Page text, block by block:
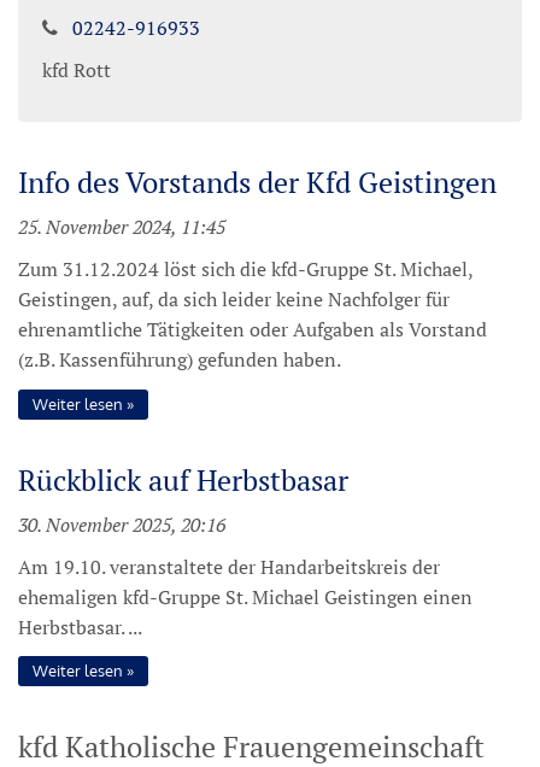
02242-916933
kfd Rott
Info des Vorstands der Kfd Geistingen
25. November 2024, 11:45
Zum 31.12.2024 löst sich die kfd-Gruppe St. Michael,
Geistingen, auf, da sich leider keine Nachfolger für
ehrenamtliche Tätigkeiten oder Aufgaben als Vorstand
(z.B. Kassenführung) gefunden haben.
Weiter lesen
Rückblick auf Herbstbasar
30. November 2025, 20:16
Am 19.10. veranstaltete der Handarbeitskreis der
ehemaligen kfd-Gruppe St. Michael Geistingen einen
Herbstbasar. ...
Weiter lesen
kfd Katholische Frauengemeinschaft